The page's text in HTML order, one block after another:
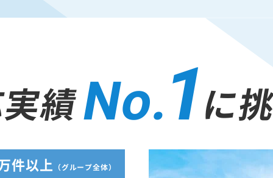
績No.1に
件以上 （グループ全体）